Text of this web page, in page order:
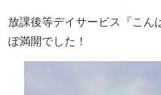
放課後等デイサービス『こん
ぼ満開でした！